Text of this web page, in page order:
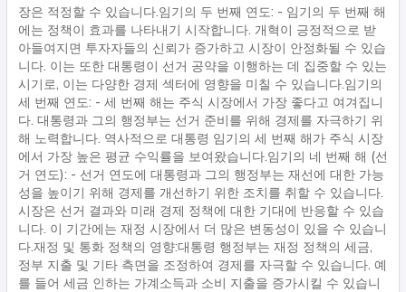
장은 적정할 수 있습니다.임기의 두 번째 연도: - 임기의 두 번째 해
에는 정책이 효과를 나타내기 시작합니다. 개혁이 긍정적으로 받
아들여지면 투자자들의 신뢰가 증가하고 시장이 안정화될 수 있습
니다. 이는 또한 대통령이 선거 공약을 이행하는 데 집중할 수 있는
시기로, 이는 다양한 경제 섹터에 영향을 미칠 수 있습니다.임기의
세 번째 연도: - 세 번째 해는 주식 시장에서 가장 좋다고 여겨집니
다. 대통령과 그의 행정부는 선거 준비를 위해 경제를 자극하기 위
해 노력합니다. 역사적으로 대통령 임기의 세 번째 해가 주식 시장
에서 가장 높은 평균 수익률을 보여왔습니다.임기의 네 번째 해 (선
거 연도): - 선거 연도에 대통령과 그의 행정부는 재선에 대한 가능
성을 높이기 위해 경제를 개선하기 위한 조치를 취할 수 있습니다.
시장은 선거 결과와 미래 경제 정책에 대한 기대에 반응할 수 있습
니다. 이 기간에는 재정 시장에서 더 많은 변동성이 있을 수 있습니
다.재정 및 통화 정책의 영향:대통령 행정부는 재정 정책의 세금,
정부 지출 및 기타 측면을 조정하여 경제를 자극할 수 있습니다. 예
를 들어 세금 인하는 가계소득과 소비 지출을 증가시킬 수 있습니